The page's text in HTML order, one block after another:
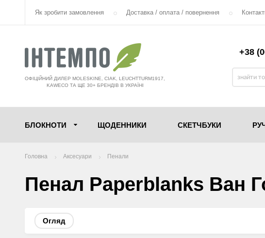
Як зробити замовлення Доставка / оплата / повернення
ОФІЦІЙНИЙ ДИЛЕР MOLESKINE, CIAK, LEUCHTTURM1917,
KAWECO ТА ЩЕ 30+ БРЕНДІВ В УКРАЇНІ
+38
БЛОКНОТИ ЩОДЕННИКИ СКЕТЧБУКИ
Головна Аксесуари Пенали
Пенал Paperblanks Ван
Огляд